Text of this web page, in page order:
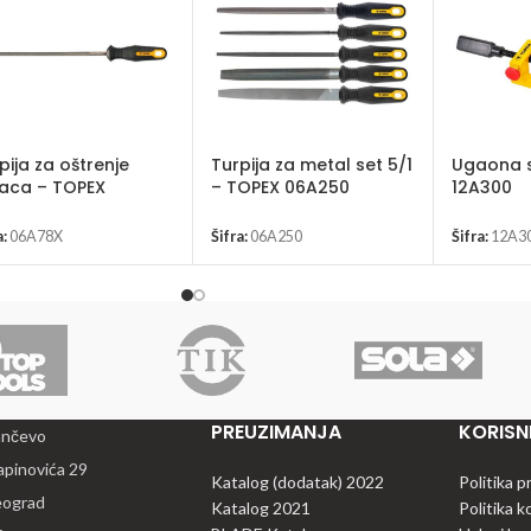
za oštrenje
– TOPEX
06A78X
Turpija za metal set 5/1
– TOPEX 06A250
Šifra: 06A250
Ugaona
12A300
Šifra:
29
PREUZIMANJA
Katalog (dodatak) 2022
Katalog 2021
Politika
Politika